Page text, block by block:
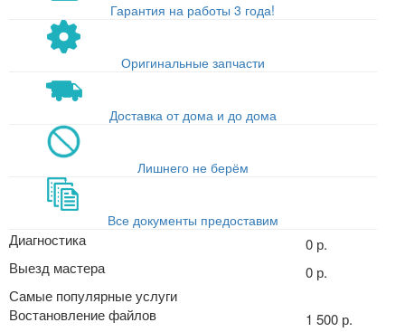
Гарантия на работы 3 года!
Оригинальные запчасти
Доставка от дома и до дома
Лишнего не берём
Все документы предоставим
Диагностика
0 р.
Выезд мастера
0 р.
Самые популярные услуги
Востановление файлов
1 500 р.